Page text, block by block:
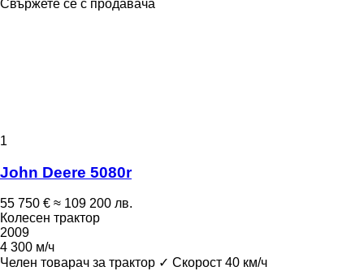
Свържете се с продавача
1
John Deere 5080r
55 750 € ≈ 109 200 лв.
Колесен трактор
2009
4 300 м/ч
Челен товарач за трактор ✓ Скорост 40 км/ч